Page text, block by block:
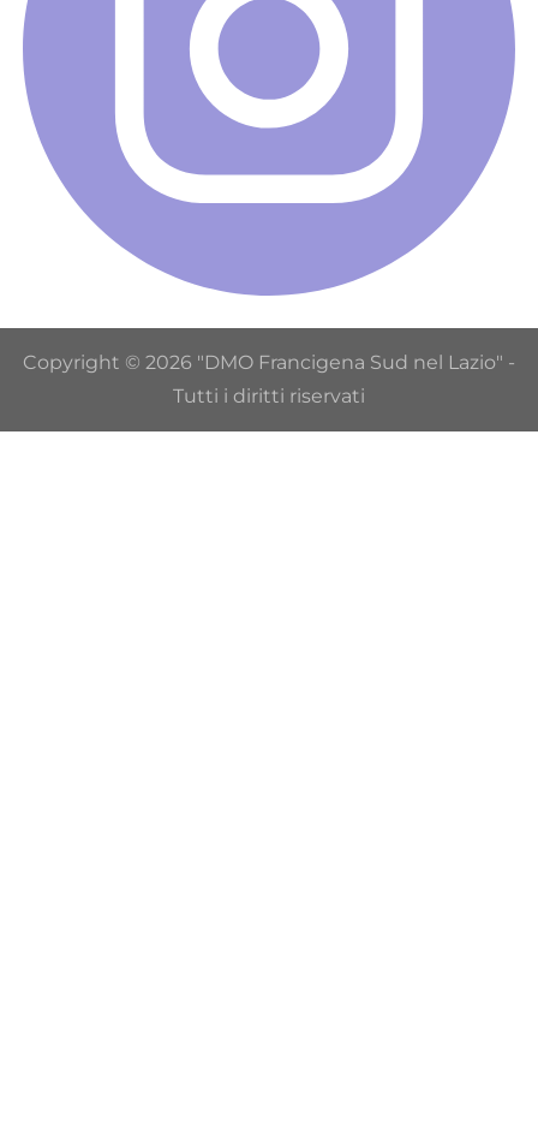
Copyright © 2026 "DMO Francigena Sud nel Lazio" -
Tutti i diritti riservati